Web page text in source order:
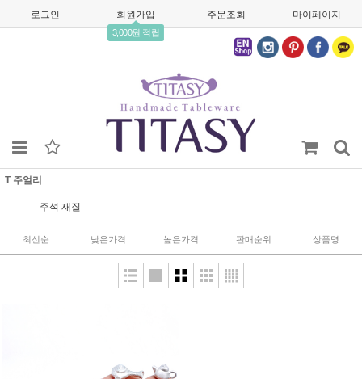
로그인 회원가입
3,000원 적립
주문조회 마이페이지
T 주얼리
주석 재질
최신순 낮은가격 높은가격 판매순위 상품명